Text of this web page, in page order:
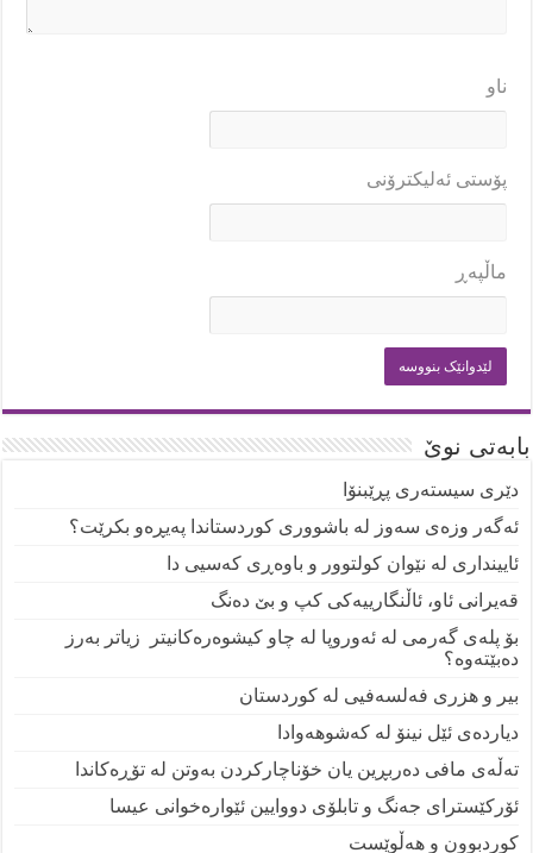
ناو
پۆستی ئەلیکترۆنی
ماڵپه‌ڕ
بابەتی نوێ
دێری سیستەری پڕێبنۆا
ئەگەر وزەی سەوز لە باشووری کوردستاندا پەیڕەو بکرێت؟
ئایینداری لە نێوان کولتوور و باوەڕی کەسیی دا
قەیرانی ئاو، ئاڵنگارییەکی کپ و بێ دەنگ
بۆ پلەی گەرمی لە ئەوروپا لە چاو کیشوەرەکانیتر زیاتر بەرز
دەبێتەوە؟
بیر و هزری فەلسەفیی لە کوردستان
دیاردەی ئێل نینۆ لە کەشوهەوادا
تەڵەی مافی دەربڕین یان خۆناچارکردن بەوتن لە تۆڕەکاندا
ئۆرکێسترای جەنگ و تابلۆی دووایین ئێوارەخوانی عیسا
کوردبوون و هەڵوێست